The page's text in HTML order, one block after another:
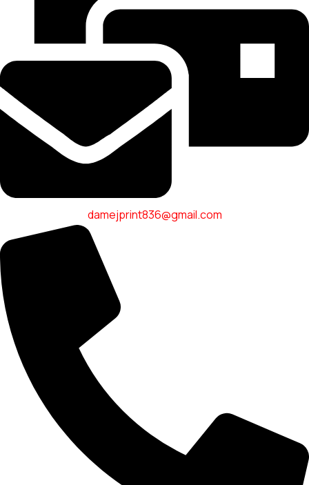
damejprint836@gmail.com